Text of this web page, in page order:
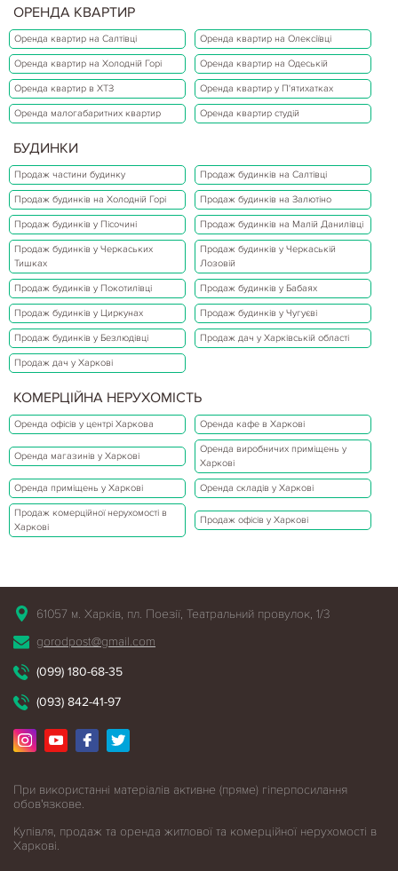
ОРЕНДА КВАРТИР
Оренда квартир на Салтівці Оренда квартир на Олексіївці
Оренда квартир на Холодній Горі Оренда квартир на Одеській
Оренда квартир в ХТЗ Оренда квартир у П'ятихатках
Оренда малогабаритних квартир Оренда квартир студій
БУДИНКИ
Продаж частини будинку Продаж будинків на Салтівці
Продаж будинків на Холодній Горі Продаж будинків на Залютіно
Продаж будинків у Пісочині Продаж будинків на Малій Данилівці
Продаж будинків у Черкаських
Тишках
Продаж будинків у Черкаській
Лозовій
Продаж будинків у Покотилівці Продаж будинків у Бабаях
Продаж будинків у Циркунах Продаж будинків у Чугуєві
Продаж будинків у Безлюдівці Продаж дач у Харківській області
Продаж дач у Харкові
КОМЕРЦІЙНА НЕРУХОМІСТЬ
Оренда офісів у центрі Харкова Оренда кафе в Харкові
Оренда магазинів у Харкові
Оренда виробничих приміщень у
Харкові
Оренда приміщень у Харкові Оренда складів у Харкові
Продаж комерційної нерухомості в
Харкові
Продаж офісів у Харкові
61057 м. Харків, пл. Поезії, Театральний провулок, 1/3
gorodpost@gmail.com
(099) 180-68-35
(093) 842-41-97
При використанні матеріалів активне (пряме) гіперпосилання
обов'язкове.
Купівля, продаж та оренда житлової та комерційної нерухомості в
Харкові.